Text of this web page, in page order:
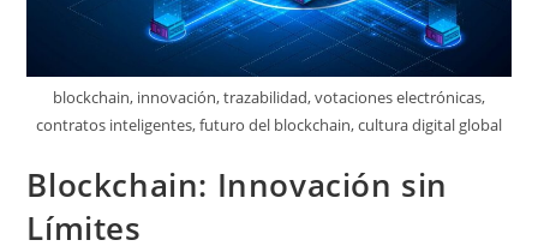
blockchain, innovación, trazabilidad, votaciones electrónicas,
contratos inteligentes, futuro del blockchain, cultura digital global
Blockchain: Innovación sin
Límites